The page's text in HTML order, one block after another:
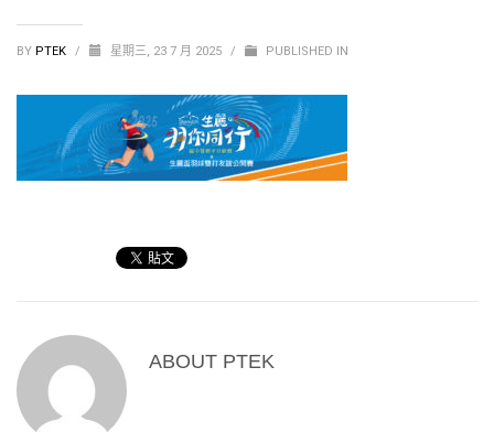
BY PTEK / 星期三, 23 7 月 2025 / PUBLISHED IN
ABOUT PTEK